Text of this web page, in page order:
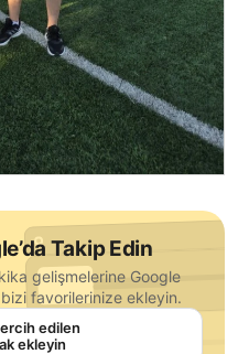
Takip Edin
gelişmelerine Google
favorilerinize ekleyin.
edilen
ekleyin